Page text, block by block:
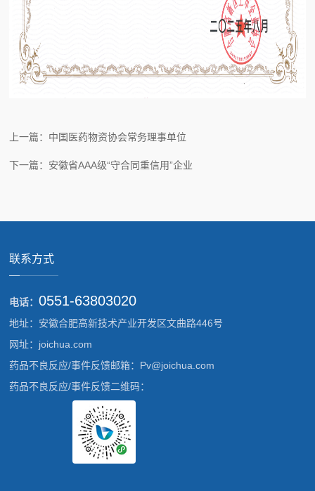
上一篇：中国医药物资协会常务理事单位
下一篇：安徽省AAA级“守合同重信用”企业
联系方式
电话：0551-63803020
地址：安徽合肥高新技术产业开发区文曲路446号
网址：joichua.com
药品不良反应/事件反馈邮箱：Pv@joichua.com
药品不良反应/事件反馈二维码：